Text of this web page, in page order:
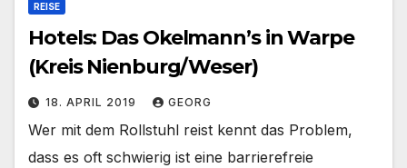
REISE
Hotels: Das Okelmann’s in Warpe
(Kreis Nienburg/Weser)
18. APRIL 2019 GEORG
Wer mit dem Rollstuhl reist kennt das Problem,
dass es oft schwierig ist eine barrierefreie